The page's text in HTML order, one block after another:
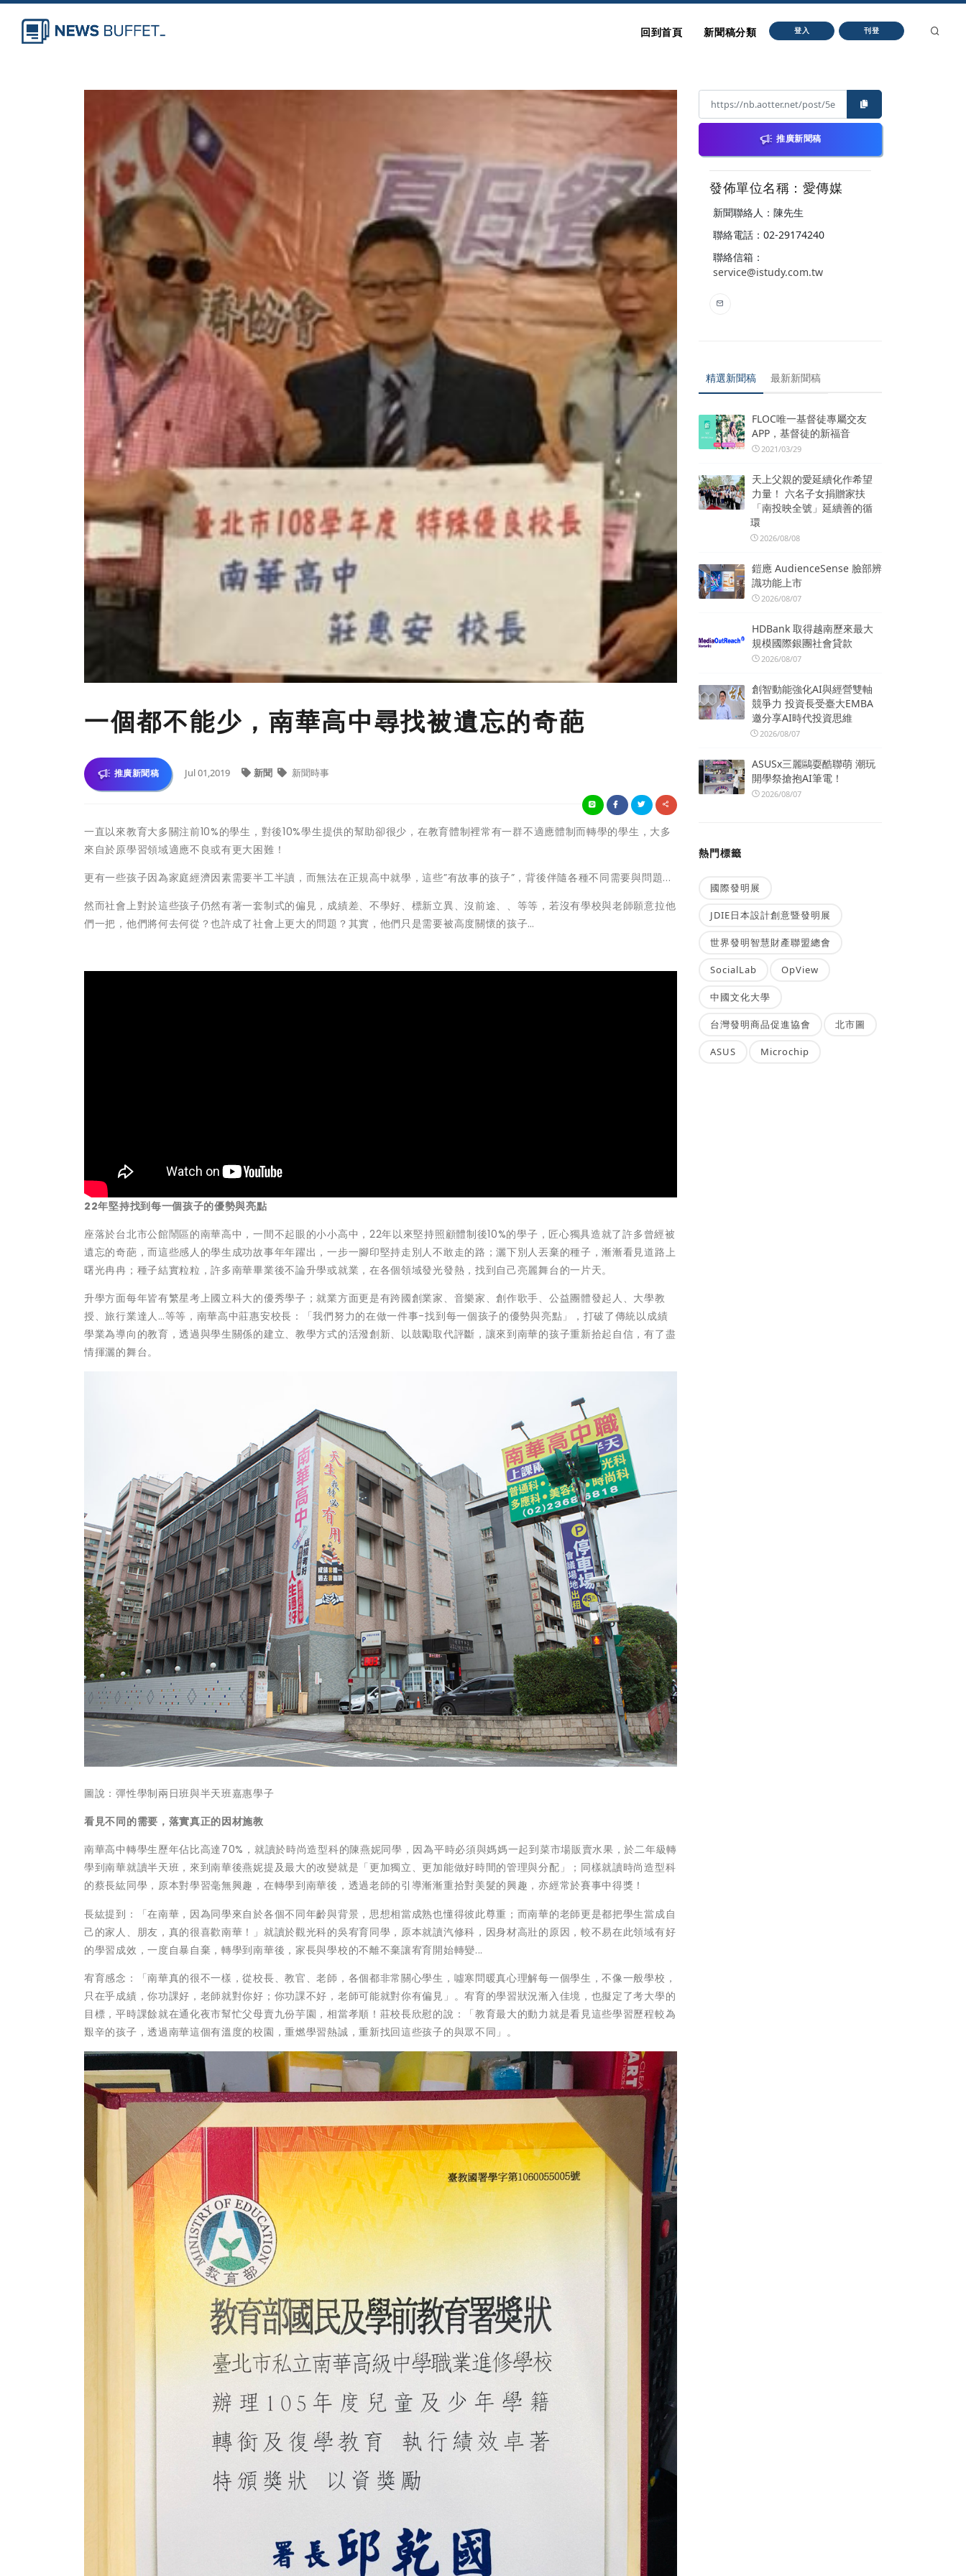
回到首頁 新聞稿分類 登入 刊登
一個都不能少，南華高中尋找被遺忘的奇葩
推廣新聞稿 Jul 01,2019 新聞 新聞時事
一直以來教育大多關注前10%的學生，對後10%學生提供的幫助卻很少，在教育體制裡常有一群不適應體制而轉學的學生，大多
來自於原學習領域適應不良或有更大困難！
更有一些孩子因為家庭經濟因素需要半工半讀，而無法在正規高中就學，這些”有故事的孩子”，背後伴隨各種不同需要與問題...
然而社會上對於這些孩子仍然有著一套制式的偏見，成績差、不學好、標新立異、沒前途、、等等，若沒有學校與老師願意拉他
們一把，他們將何去何從？也許成了社會上更大的問題？其實，他們只是需要被高度關懷的孩子…
22年堅持找到每一個孩子的優勢與亮點
座落於台北市公館鬧區的南華高中，一間不起眼的小小高中，22年以來堅持照顧體制後10%的學子，匠心獨具造就了許多曾經被
遺忘的奇葩，而這些感人的學生成功故事年年躍出，一步一腳印堅持走別人不敢走的路；灑下別人丟棄的種子，漸漸看見道路上
曙光冉冉；種子結實粒粒，許多南華畢業後不論升學或就業，在各個領域發光發熱，找到自己亮麗舞台的一片天。
升學方面每年皆有繁星考上國立科大的優秀學子；就業方面更是有跨國創業家、音樂家、創作歌手、公益團體發起人、大學教
授、旅行業達人…等等，南華高中莊惠安校長：「我們努力的在做一件事-找到每一個孩子的優勢與亮點」，打破了傳統以成績
學業為導向的教育，透過與學生關係的建立、教學方式的活潑創新、以鼓勵取代評斷，讓來到南華的孩子重新拾起自信，有了盡
情揮灑的舞台。
圖說：彈性學制兩日班與半天班嘉惠學子
看見不同的需要，落實真正的因材施教
南華高中轉學生歷年佔比高達70%，就讀於時尚造型科的陳燕妮同學，因為平時必須與媽媽一起到菜市場販賣水果，於二年級轉
學到南華就讀半天班，來到南華後燕妮提及最大的改變就是「更加獨立、更加能做好時間的管理與分配」；同樣就讀時尚造型科
的蔡長紘同學，原本對學習毫無興趣，在轉學到南華後，透過老師的引導漸漸重拾對美髮的興趣，亦經常於賽事中得獎！
長紘提到：「在南華，因為同學來自於各個不同年齡與背景，思想相當成熟也懂得彼此尊重；而南華的老師更是都把學生當成自
己的家人、朋友，真的很喜歡南華！」就讀於觀光科的吳宥育同學，原本就讀汽修科，因身材高壯的原因，較不易在此領域有好
的學習成效，一度自暴自棄，轉學到南華後，家長與學校的不離不棄讓宥育開始轉變...
宥育感念：「南華真的很不一樣，從校長、教官、老師，各個都非常關心學生，噓寒問暖真心理解每一個學生，不像一般學校，
只在乎成績，你功課好，老師就對你好；你功課不好，老師可能就對你有偏見」。宥育的學習狀況漸入佳境，也擬定了考大學的
目標，平時課餘就在通化夜市幫忙父母賣九份芋園，相當孝順！莊校長欣慰的說：「教育最大的動力就是看見這些學習歷程較為
艱辛的孩子，透過南華這個有溫度的校園，重燃學習熱誠，重新找回這些孩子的與眾不同」。
推廣新聞稿
發佈單位名稱：愛傳媒
新聞聯絡人：陳先生
聯絡電話：02-29174240
聯絡信箱：
service@istudy.com.tw
精選新聞稿 最新新聞稿
FLOC唯一基督徒專屬交友
APP，基督徒的新福音
2021/03/29
天上父親的愛延續化作希望
力量！ 六名子女捐贈家扶
「南投映全號」延續善的循
環
2026/08/08
鎧應 AudienceSense 臉部辨
識功能上市
2026/08/07
HDBank 取得越南歷來最大
規模國際銀團社會貸款
2026/08/07
創智動能強化AI與經營雙軸
競爭力 投資長受臺大EMBA
邀分享AI時代投資思維
2026/08/07
ASUSx三麗鷗耍酷聯萌 潮玩
開學祭搶抱AI筆電！
2026/08/07
熱門標籤
國際發明展
JDIE日本設計創意暨發明展
世界發明智慧財產聯盟總會
SocialLab OpView
中國文化大學
台灣發明商品促進協會 北市圖
ASUS Microchip